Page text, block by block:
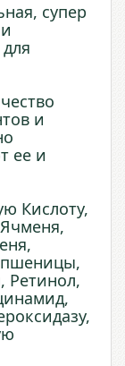
супер
и
ее и
Кислоту,
пшеницы,
Ретинол,